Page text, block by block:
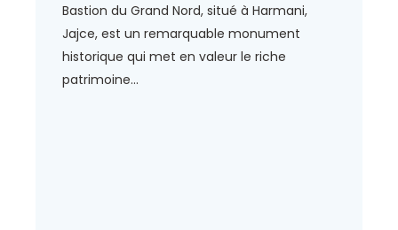
Bastion du Grand Nord, situé à Harmani,
Jajce, est un remarquable monument
historique qui met en valeur le riche
patrimoine...